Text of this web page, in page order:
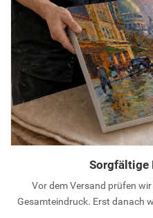
Sorgfältige
Vor dem Versand prüfen
Gesamteindruck. Erst danach